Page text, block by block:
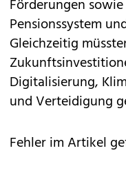
Förderungen
Pensionssystem
Gleichzeitig
Digitalisierung,
und Verteidigung
Fehler im Artikel